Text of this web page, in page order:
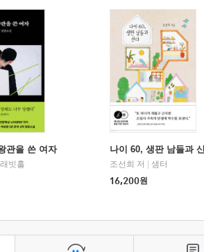
관을 쓴 여자
래빗홀
나이 60, 생판 남들과
조선희 저
샘터
16,200원